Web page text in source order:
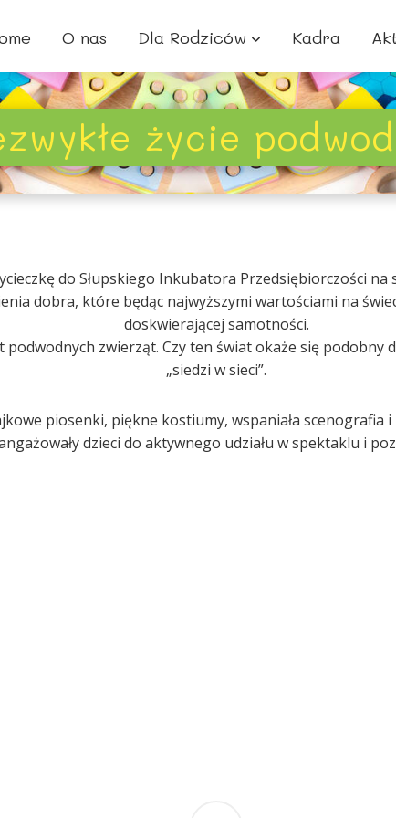
O nas Dla Rodziców Kadra
życie
do Słupskiego Inkubatora Przedsiębiorczości
dobra, które będąc najwyższymi wartościami na
doskwierającej samotności.
zwierząt. Czy ten świat okaże się podobny
„siedzi w sieci”.
piosenki, piękne kostiumy, wspaniała
dzieci do aktywnego udziału w spektaklu i